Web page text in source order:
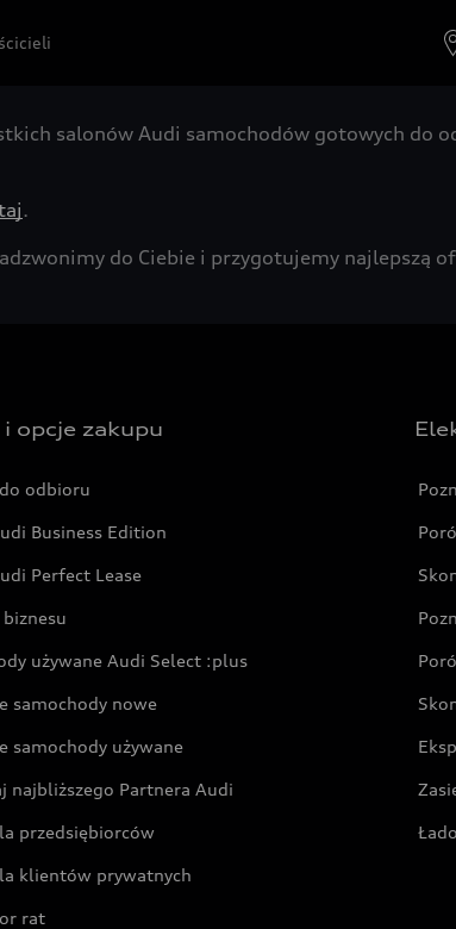
salonów Audi samochodów gotowych do
.
do Ciebie i przygotujemy najlepszą
opcje zakupu
odbioru
Business Edition
Perfect Lease
używane Audi Select :plus
samochody nowe
samochody używane
najbliższego Partnera Audi
przedsiębiorców
klientów prywatnych
rat